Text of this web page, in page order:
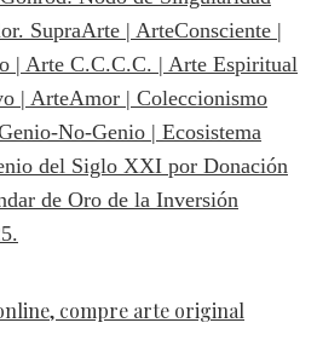
compre arte original